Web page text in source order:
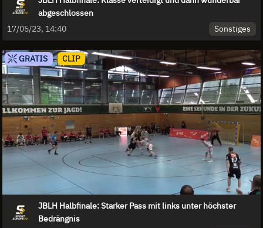
abgeschlossen
17/05/23, 14:40
Sonstiges
GRATIS CLIP
JBLH Halbfinale: Starker Pass mit links unter höchster
Bedrängnis